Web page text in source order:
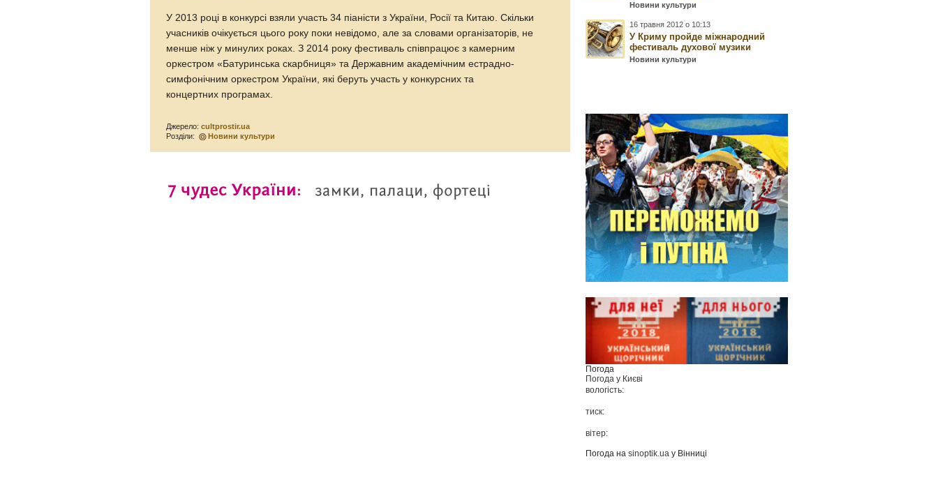
У 2013 році в конкурсі взяли участь 34 піаністи з України, Росії та Китаю. Скільки
учасників очікується цього року поки невідомо, але за словами організаторів, не
менше ніж у минулих роках. З 2014 року фестиваль співпрацює з камерним
оркестром «Батуринська скарбниця» та Державним академічним естрадно-
симфонічним оркестром України, які беруть участь у конкурсних та
концертних програмах.
Джерело:cultprostir.ua
Розділи:
Новини культури
Новини культури
16 травня 2012 о 10:13
У Криму пройде міжнародний
фестиваль духової музики
Новини культури
Погода
Погода у Києві
вологість:
тиск:
вітер:
Погода наsinoptik.ua у Вінниці